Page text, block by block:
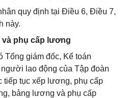
quy định tại Điều 6, Điều 7,
này.
phụ cấp lương
Tổng giám đốc, Kế toán
lao động của Tập đoàn
tiếp tục xếp lương, phụ cấp
bảng lương và phụ cấp